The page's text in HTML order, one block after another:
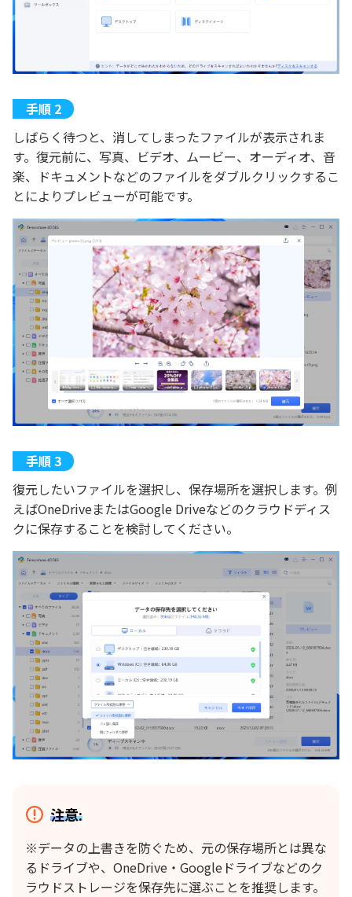
しばらく待つと、消してしまったファイルが表示されま
す。復元前に、写真、ビデオ、ムービー、オーディオ、音
楽、ドキュメントなどのファイルをダブルクリックするこ
とによりプレビューが可能です。
復元したいファイルを選択し、保存場所を選択します。例
えばOneDriveまたはGoogle Driveなどのクラウドディス
クに保存することを検討してください。
注意:
※データの上書きを防ぐため、元の保存場所とは異な
るドライブや、OneDrive・Googleドライブなどのク
ラウドストレージを保存先に選ぶことを推奨します。